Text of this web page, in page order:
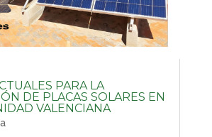
PARA LA
DE PLACAS SOLARES EN
VALENCIANA